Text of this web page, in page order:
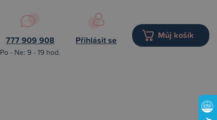
777 909 908
Po - Ne: 9 - 19 hod.
Přihlásit se Můj košík